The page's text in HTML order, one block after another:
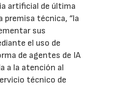
artificial de última
premisa técnica, “la
sus
el uso de
de agentes de IA
a la atención al
técnico de